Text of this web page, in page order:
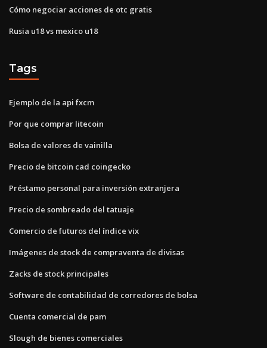
Cómo negociar acciones de otc gratis
Rusia u18 vs mexico u18
Tags
Ejemplo de la api fxcm
Por que comprar litecoin
Bolsa de valores de vainilla
Precio de bitcoin cad coingecko
Préstamo personal para inversión extranjera
Precio de sombreado del tatuaje
Comercio de futuros del índice vix
Imágenes de stock de compraventa de divisas
Zacks de stock principales
Software de contabilidad de corredores de bolsa
Cuenta comercial de pam
Slough de bienes comerciales